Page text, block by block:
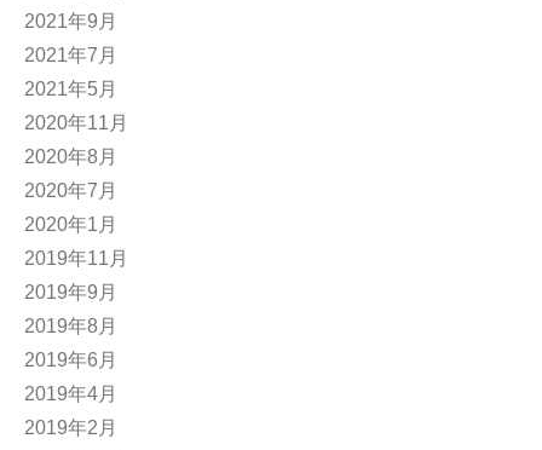
2021年9月
2021年7月
2021年5月
2020年11月
2020年8月
2020年7月
2020年1月
2019年11月
2019年9月
2019年8月
2019年6月
2019年4月
2019年2月